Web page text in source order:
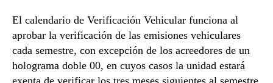
El calendario de Verificación Vehicular funciona al
aprobar la verificación de las emisiones vehiculares
cada semestre, con excepción de los acreedores de un
holograma doble 00, en cuyos casos la unidad estará
exenta de verificar los tres meses siguientes al semestre